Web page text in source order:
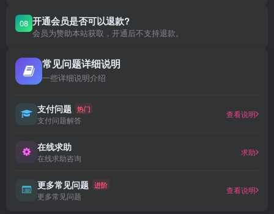
08 开通会员是否可以退款?
会员为赞助本站获取，开通后不支持退款。
常见问题详细说明
一些详细说明介绍
支付问题 热门
支付问题解答
查看说明
在线求助
在线求助咨询
求助
更多常见问题 进阶
更多常见问题
查看说明